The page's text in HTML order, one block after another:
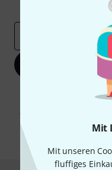
Mit
Mit unseren
fluffiges
Inspirierende
Mit Klick auf „Jetzt
Werbung und einer
Abmeldung ist jederzeit